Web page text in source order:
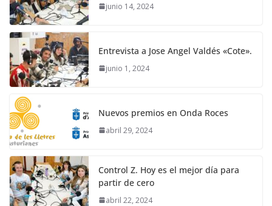
junio 14, 2024
Entrevista a Jose Angel Valdés «Cote».
junio 1, 2024
Nuevos premios en Onda Roces
abril 29, 2024
Control Z. Hoy es el mejor día para
partir de cero
abril 22, 2024